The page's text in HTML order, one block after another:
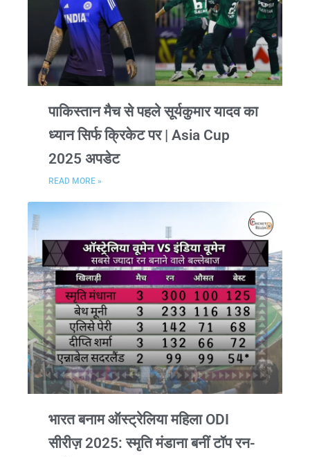
पाकिस्तान मैच से पहले सूर्यकुमार यादव का
ध्यान सिर्फ क्रिकेट पर | Asia Cup
2025 अपडेट
READ MORE »
भारत बनाम ऑस्ट्रेलिया महिला ODI
सीरीज़ 2025: स्मृति मंडाना बनीं टॉप रन-